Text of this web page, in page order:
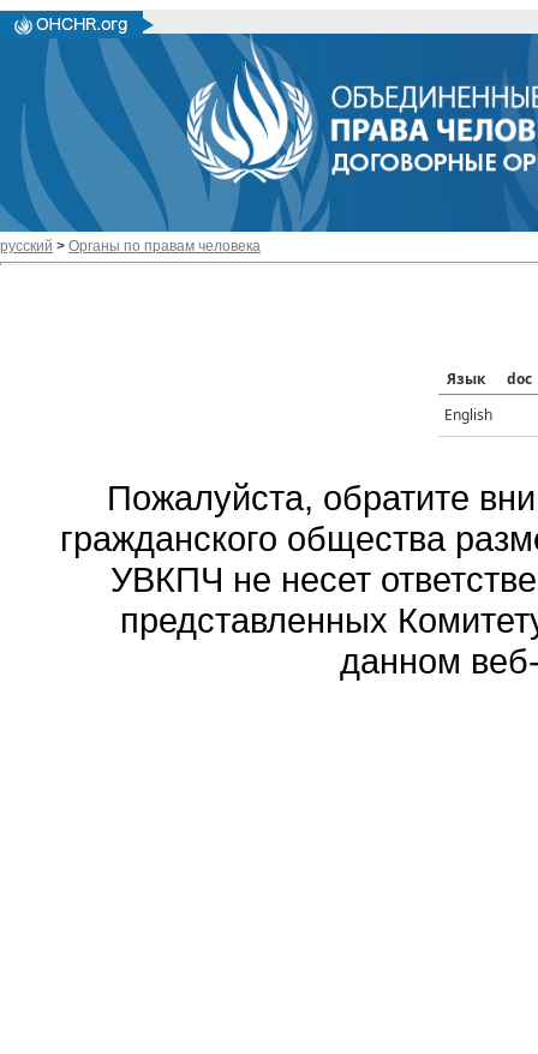
русский > Органы по правам человека
Язык
doc
English
Пожалуйста, обратите
гражданского общества
УВКПЧ не несет
представленных
данном